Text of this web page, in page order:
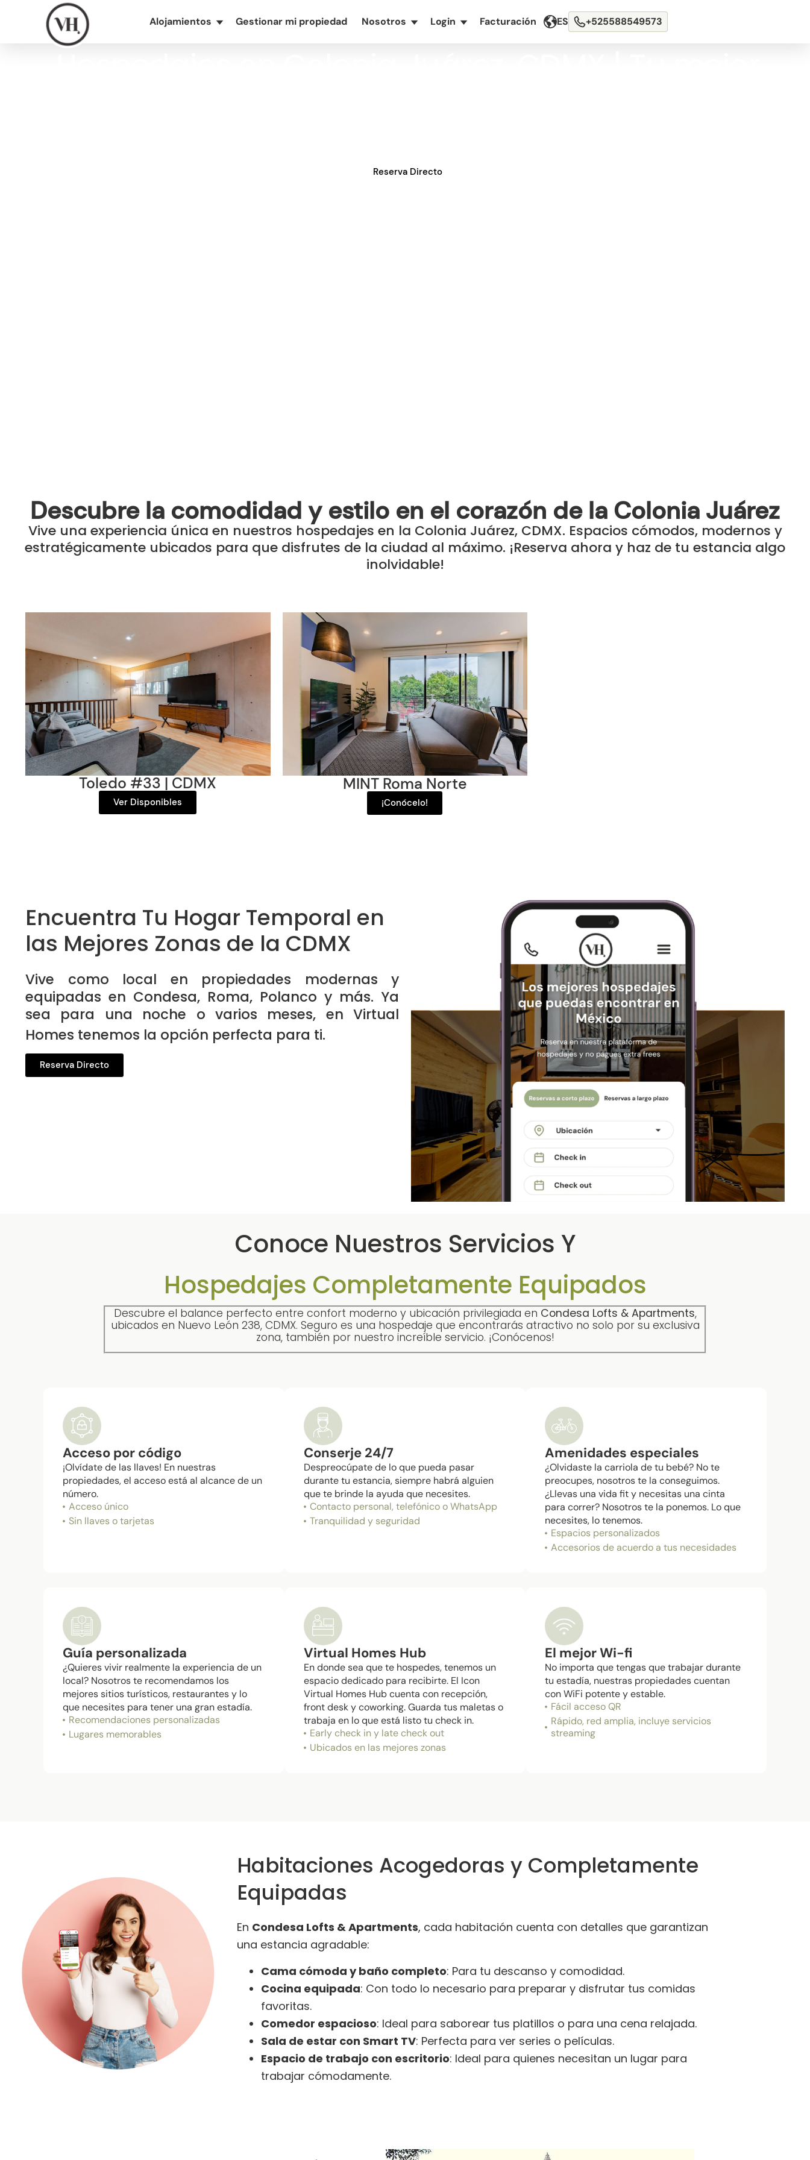
Alojamientos ▾ Gestionar mi propiedad Nosotros ▾ Login ▾ Facturación ES +525588549573
Reserva Directo
Descubre la comodidad y estilo en el corazón de la Colonia Juárez
Vive una experiencia única en nuestros hospedajes en la Colonia Juárez, CDMX. Espacios cómodos, modernos y
estratégicamente ubicados para que disfrutes de la ciudad al máximo. ¡Reserva ahora y haz de tu estancia algo
inolvidable!
Toledo #33 | CDMX
Ver Disponibles
MINT Roma Norte
¡Conócelo!
Encuentra Tu Hogar Temporal en
las Mejores Zonas de la CDMX
Vive como local en propiedades modernas y
equipadas en Condesa, Roma, Polanco y más. Ya
sea para una noche o varios meses, en Virtual
Homes tenemos la opción perfecta para ti.
Reserva Directo
Conoce Nuestros Servicios Y
Hospedajes Completamente Equipados
Descubre el balance perfecto entre confort moderno y ubicación privilegiada en Condesa Lofts & Apartments,
ubicados en Nuevo León 238, CDMX. Seguro es una hospedaje que encontrarás atractivo no solo por su exclusiva
zona, también por nuestro increíble servicio. ¡Conócenos!
Acceso por código
¡Olvídate de las llaves! En nuestras
propiedades, el acceso está al alcance de un
número.
Acceso único
Sin llaves o tarjetas
Conserje 24/7
Despreocúpate de lo que pueda pasar
durante tu estancia, siempre habrá alguien
que te brinde la ayuda que necesites.
Contacto personal, telefónico o WhatsApp
Tranquilidad y seguridad
Amenidades especiales
¿Olvidaste la carriola de tu bebé? No te
preocupes, nosotros te la conseguimos.
¿Llevas una vida fit y necesitas una cinta
para correr? Nosotros te la ponemos. Lo que
necesites, lo tenemos.​
Espacios personalizados
Accesorios de acuerdo a tus necesidades
Guía personalizada
¿Quieres vivir realmente la experiencia de un
local? Nosotros te recomendamos los
mejores sitios turísticos, restaurantes y lo
que necesites para tener una gran estadía.
Recomendaciones personalizadas
Lugares memorables
Virtual Homes Hub
En donde sea que te hospedes, tenemos un
espacio dedicado para recibirte. El Icon
Virtual Homes Hub cuenta con recepción,
front desk y coworking. Guarda tus maletas o
trabaja en lo que está listo tu check in.
Early check in y late check out
Ubicados en las mejores zonas
El mejor Wi-fi
No importa que tengas que trabajar durante
tu estadía, nuestras propiedades cuentan
con WiFi potente y estable.
Fácil acceso QR
Rápido, red amplia, incluye servicios
streaming
Habitaciones Acogedoras y Completamente
Equipadas
En Condesa Lofts & Apartments, cada habitación cuenta con detalles que garantizan
una estancia agradable:
Cama cómoda y baño completo: Para tu descanso y comodidad.
Cocina equipada: Con todo lo necesario para preparar y disfrutar tus comidas
favoritas.
Comedor espacioso: Ideal para saborear tus platillos o para una cena relajada.
Sala de estar con Smart TV: Perfecta para ver series o películas.
Espacio de trabajo con escritorio: Ideal para quienes necesitan un lugar para
trabajar cómodamente.